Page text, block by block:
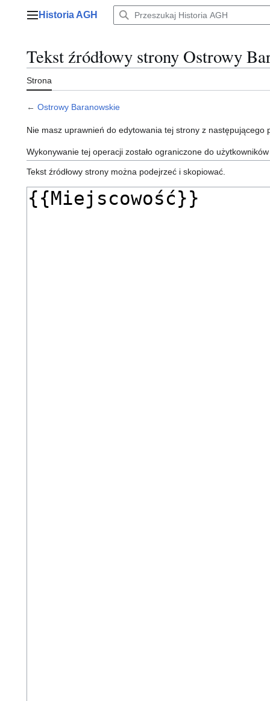
Menu główne
Historia AGH
Tekst źródłowy strony Ostrowy
Strona
← Ostrowy Baranowskie
Nie masz uprawnień do edytowania tej strony z następującego
Wykonywanie tej operacji zostało ograniczone do
Tekst źródłowy strony można podejrzeć i skopiować.